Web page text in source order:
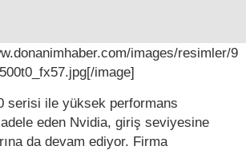
images/resimler/9
500t0_fx57.jpg[/image]
serisi ile yüksek performans
eden Nvidia, giriş seviyesine
da devam ediyor. Firma